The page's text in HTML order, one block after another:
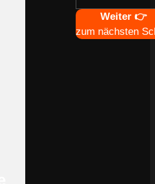
Weiter 👉
zum nächsten